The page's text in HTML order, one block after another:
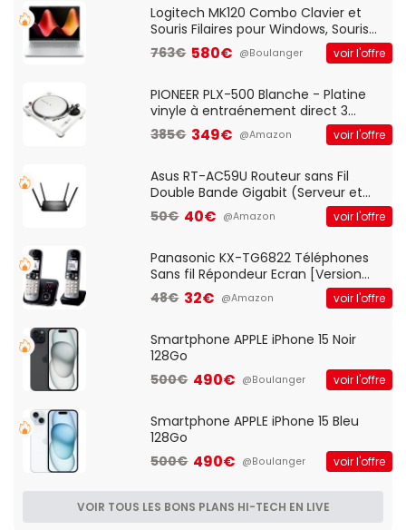
QWERTY UK - Noir
Logitech MK120 Combo Clavier et
Souris Filaires pour Windows, Souris
Optique Filaire, Connexion USB Plug
And Play, Confortable, Taille
QWERTY UK - Noir
763€ 580€ @Boulanger voir l'offre
PIONEER PLX-500 Blanche - Platine
vinyle à entraénement direct 3
vitesses (33-45-78 trs/min) avec
pre-ampli intégré et port USB
385€ 349€ @Amazon voir l'offre
Asus RT-AC59U Routeur sans Fil
Double Bande Gigabit (Serveur et
Client VPN, Triple Vlan, Mode Point
d'accès et Bridge, contrôle Parental,
50€ 40€ @Amazon voir l'offre
Panasonic KX-TG6822 Téléphones
Sans fil Répondeur Ecran [Version
Française]
48€ 32€ @Amazon voir l'offre
Smartphone APPLE iPhone 15 Noir
128Go
500€ 490€ @Boulanger voir l'offre
Smartphone APPLE iPhone 15 Bleu
128Go
500€ 490€ @Boulanger voir l'offre
VOIR TOUS LES BONS PLANS HI-TECH EN LIVE